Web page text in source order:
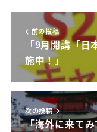
前の投稿
「9月開講「
施中！」
次の投稿
「海外に来て